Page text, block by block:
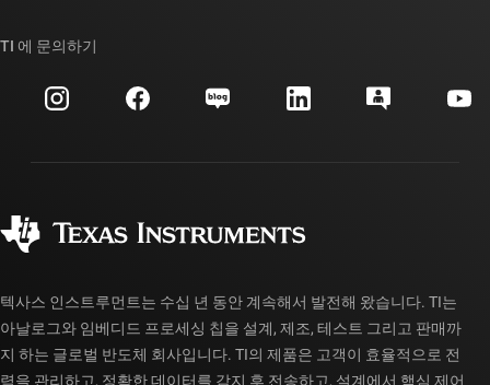
투자 관계
제조
대체품 검색
고객 지원 센터
myTI 계정 FAQ
주문 FAQ
TI 에 문의하기
텍사스 인스트루먼트는 수십 년 동안 계속해서 발전해 왔습니다. TI는
아날로그와 임베디드 프로세싱 칩을 설계, 제조, 테스트 그리고 판매까
지 하는 글로벌 반도체 회사입니다. TI의 제품은 고객이 효율적으로 전
력을 관리하고, 정확한 데이터를 감지 후 전송하고, 설계에서 핵심 제어